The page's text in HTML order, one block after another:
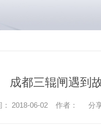
成都三辊闸遇到
： 2018-06-02 作者： 分